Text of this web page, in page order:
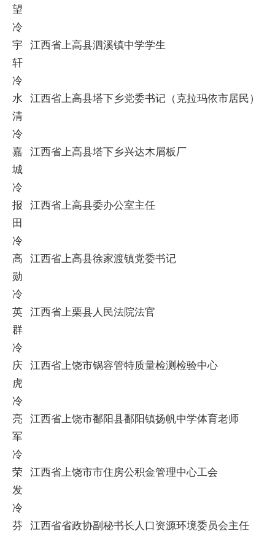
望
冷
宇
轩
江西省上高县泗溪镇中学学生
冷
水
清
江西省上高县塔下乡党委书记（克拉玛依市居民）
冷
嘉
城
江西省上高县塔下乡兴达木屑板厂
冷
报
田
江西省上高县委办公室主任
冷
高
勋
江西省上高县徐家渡镇党委书记
冷
英
群
江西省上栗县人民法院法官
冷
庆
虎
江西省上饶市锅容管特质量检测检验中心
冷
亮
军
江西省上饶市鄱阳县鄱阳镇扬帆中学体育老师
冷
荣
发
江西省上饶市市住房公积金管理中心工会
冷
芬 江西省省政协副秘书长人口资源环境委员会主任